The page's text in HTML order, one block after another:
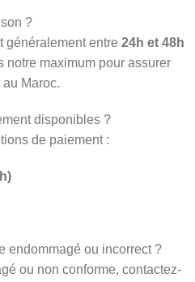
?
généralement entre 24h et 48h
notre maximum pour assurer
Maroc.
disponibles ?
de paiement :
endommagé ou incorrect ?
ou non conforme, contactez-